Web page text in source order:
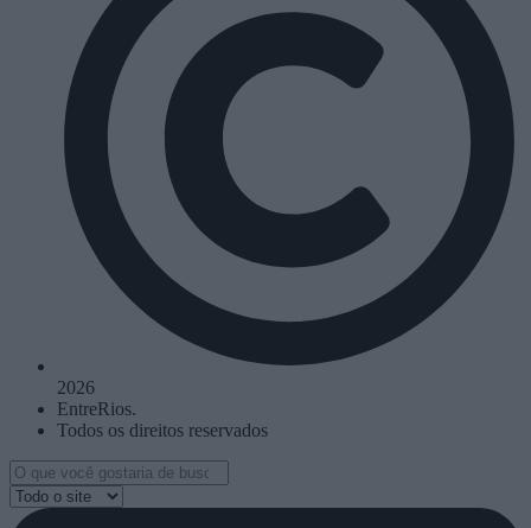
2026
EntreRios.
Todos os direitos reservados
Search
...